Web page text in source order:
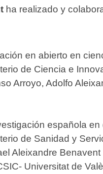
ha realizado y
en abierto en
de Ciencia e
Arroyo, Adolfo
española
de Sanidad y
Aleixandre Benavent
Universitat de